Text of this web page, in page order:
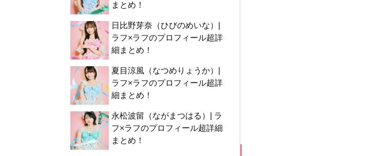
まとめ！
日比野芽奈（ひびのめいな）|
ラフ×ラフのプロフィール超詳
細まとめ！
夏目涼風（なつめりょうか）|
ラフ×ラフのプロフィール超詳
細まとめ！
永松波留（ながまつはる）| ラ
フ×ラフのプロフィール超詳細
まとめ！